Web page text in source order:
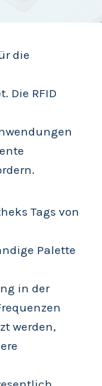
die
Die RFID
Tags von
Palette
in der
werden,